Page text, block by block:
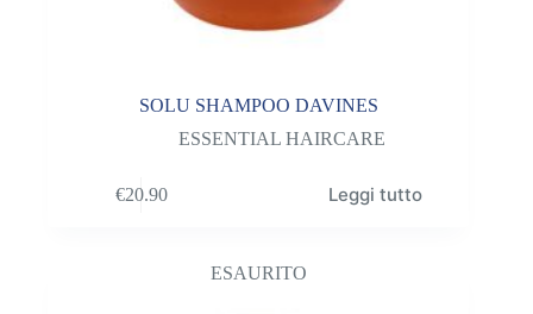
SOLU SHAMPOO DAVINES
ESSENTIAL HAIRCARE
€20.90 Leggi tutto
ESAURITO